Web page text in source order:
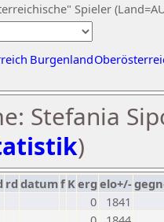
Spieler
Burgenland
Stefania
)
rd datumf Kerg elo+/-
0
1841